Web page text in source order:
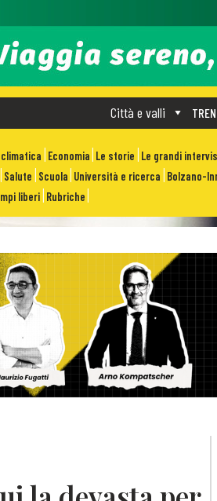
Città e valli
Economia Le storie Le grandi
Salute Scuola Università e ricerca Bolzano-
liberi Rubriche